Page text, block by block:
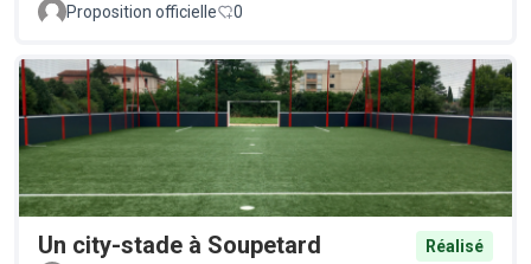
Proposition officielle 0
Un city-stade à Soupetard
Réalisé